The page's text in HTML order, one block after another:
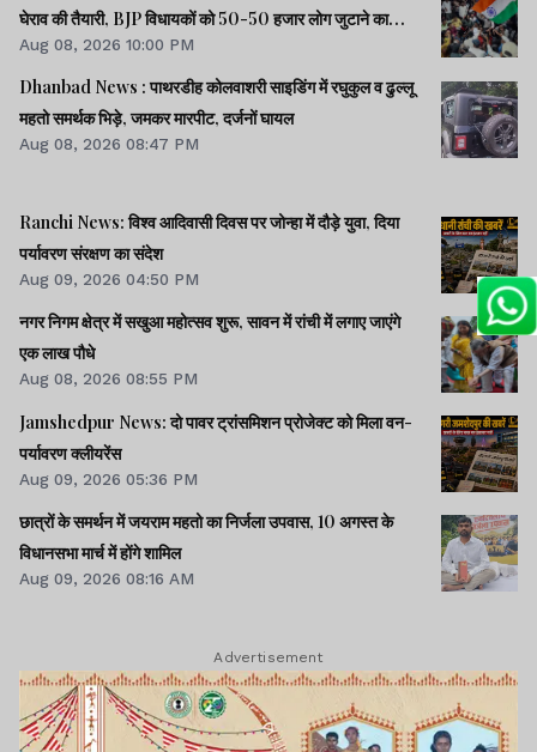
घेराव की तैयारी, BJP विधायकों को 50-50 हजार लोग जुटाने का
टास्क
Aug 08, 2026 10:00 PM
Dhanbad News : पाथरडीह कोलवाशरी साइडिंग में रघुकुल व ढुल्लू
महतो समर्थक भिड़े, जमकर मारपीट, दर्जनों घायल
Aug 08, 2026 08:47 PM
Ranchi News: विश्व आदिवासी दिवस पर जोन्हा में दौड़े युवा, दिया
पर्यावरण संरक्षण का संदेश
Aug 09, 2026 04:50 PM
नगर निगम क्षेत्र में सखुआ महोत्सव शुरू, सावन में रांची में लगाए जाएंगे
एक लाख पौधे
Aug 08, 2026 08:55 PM
Jamshedpur News: दो पावर ट्रांसमिशन प्रोजेक्ट को मिला वन-
पर्यावरण क्लीयरेंस
Aug 09, 2026 05:36 PM
छात्रों के समर्थन में जयराम महतो का निर्जला उपवास, 10 अगस्त के
विधानसभा मार्च में होंगे शामिल
Aug 09, 2026 08:16 AM
Advertisement